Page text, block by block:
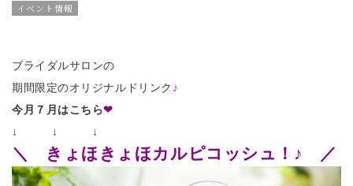
イベント情報
ブライダルサロンの
期間限定のオリジナルドリンク ♪
今月７月はこちら❤
↓ ↓ ↓
＼ きょほきょほカルピコッシュ！♪ ／